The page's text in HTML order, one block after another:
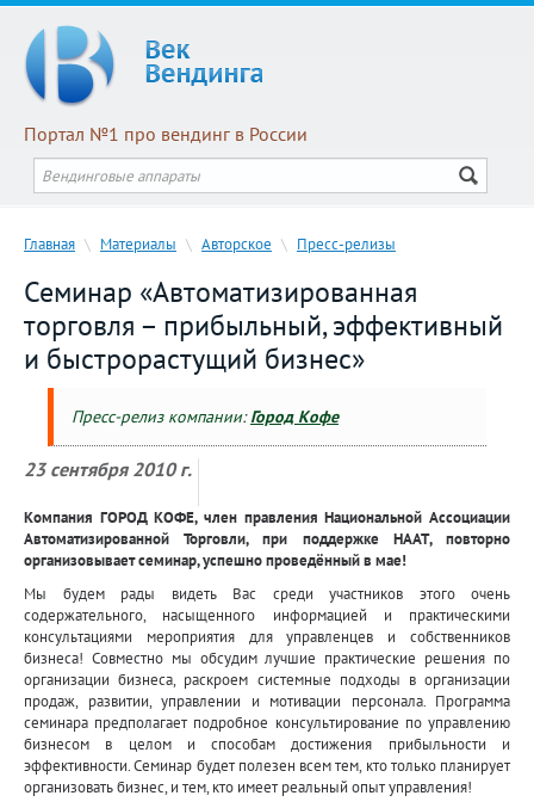
Портал №1 про вендинг в России
Главная \ Материалы \ Авторское \ Пресс-релизы
Семинар «Автоматизированная
торговля – прибыльный, эффективный
и быстрорастущий бизнес»
Пресс-релиз компании:Город Кофе
23 сентября 2010 г.
Компания ГОРОД КОФЕ, член правления Национальной Ассоциации
Автоматизированной Торговли, при поддержке НААТ, повторно
организовывает семинар, успешно проведённый в мае!
Мы будем рады видеть Вас среди участников этого очень
содержательного, насыщенного информацией и практическими
консультациями мероприятия для управленцев и собственников
бизнеса! Совместно мы обсудим лучшие практические решения по
организации бизнеса, раскроем системные подходы в организации
продаж, развитии, управлении и мотивации персонала. Программа
семинара предполагает подробное консультирование по управлению
бизнесом в целом и способам достижения прибыльности и
эффективности. Семинар будет полезен всем тем, кто только планирует
организовать бизнес, и тем, кто имеет реальный опыт управления!